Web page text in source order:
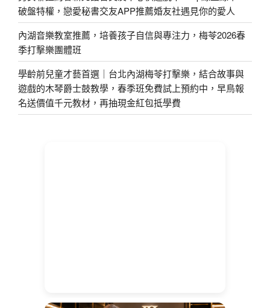
破盤特權，戀愛秘書交友APP推薦婚友社遇見你的愛人
內湖音樂教室推薦，培養孩子自信與專注力，梅苓2026春
季打擊樂團體班
學齡前兒童才藝首選｜台北內湖梅苓打擊樂，結合故事與
遊戲的木琴爵士鼓教學，春季班免費試上預約中，早鳥報
名送價值千元教材，再抽現金紅包抵學費